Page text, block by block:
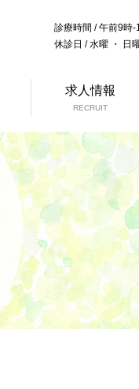
診療時間 / 午前9
休診日 / 水曜 ・ 日
求人情報
RECRUIT